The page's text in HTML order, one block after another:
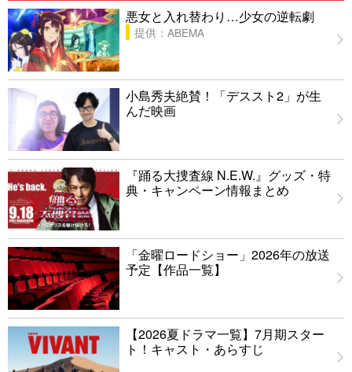
悪女と入れ替わり…少女の逆転劇
提供：ABEMA
小島秀夫絶賛！「デススト2」が生
んだ映画
『踊る大捜査線 N.E.W.』グッズ・特
典・キャンペーン情報まとめ
「金曜ロードショー」2026年の放送
予定【作品一覧】
【2026夏ドラマ一覧】7月期スター
ト！キャスト・あらすじ